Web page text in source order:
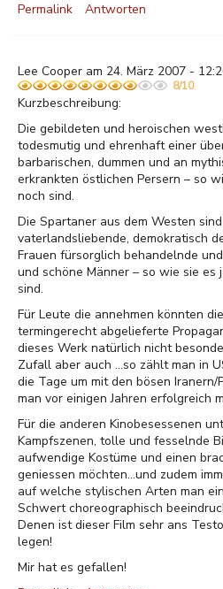
Permalink
Antworten
Lee Cooper am 24. März 2007 -
8/10
Kurzbeschreibung:
Die gebildeten und heroischen
todesmutig und ehrenhaft einer
barbarischen, dummen und an
erkrankten östlichen Persern – so
noch sind.
Die Spartaner aus dem Westen
vaterlandsliebende, demokratisch
Frauen fürsorglich behandelnde
und schöne Männer – so wie sie es
sind.
Für Leute die annehmen könnten
termingerecht abgelieferte
dieses Werk natürlich nicht
Zufall aber auch ...so zählt man in
die Tage um mit den bösen
man vor einigen Jahren erfolgreich
Für die anderen Kinobesessenen
Kampfszenen, tolle und fesselnde
aufwendige Kostüme und einen
geniessen möchten...und zudem
auf welche stylischen Arten man
Schwert choreographisch
Denen ist dieser Film sehr ans
legen!
Mir hat es gefallen!